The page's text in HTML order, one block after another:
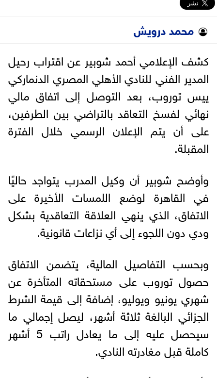
محمد درويش
كشف الإعلامي أحمد شوبير عن اقتراب رحيل
المدير الفني للنادي الأهلي المصري الدنماركي
ييس توروب، بعد التوصل إلى اتفاق مالي
نهائي لفسخ التعاقد بالتراضي بين الطرفين،
على أن يتم الإعلان الرسمي خلال الفترة
المقبلة.
وأوضح شوبير أن وكيل المدرب يتواجد حاليًا
في القاهرة لوضع اللمسات الأخيرة على
الاتفاق، الذي ينهي العلاقة التعاقدية بشكل
ودي دون اللجوء إلى أي نزاعات قانونية.
وبحسب التفاصيل المالية، يتضمن الاتفاق
حصول توروب على مستحقاته المتأخرة عن
شهري يونيو ويوليو، إضافة إلى قيمة الشرط
الجزائي البالغة ثلاثة أشهر، ليصل إجمالي ما
سيحصل عليه إلى ما يعادل راتب 5 أشهر
كاملة قبل مغادرته النادي.